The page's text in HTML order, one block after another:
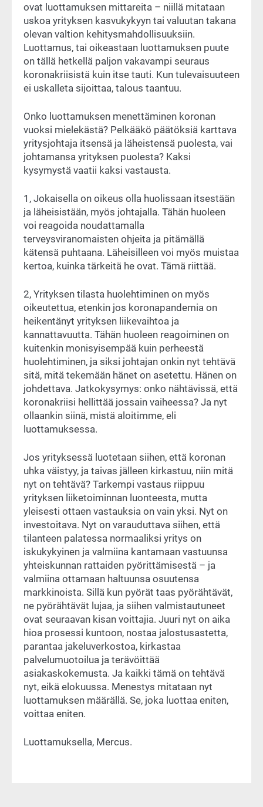
ovat luottamuksen mittareita – niillä mitataan
uskoa yrityksen kasvukykyyn tai valuutan takana
olevan valtion kehitysmahdollisuuksiin.
Luottamus, tai oikeastaan luottamuksen puute
on tällä hetkellä paljon vakavampi seuraus
koronakriisistä kuin itse tauti. Kun tulevaisuuteen
ei uskalleta sijoittaa, talous taantuu.
Onko luottamuksen menettäminen koronan
vuoksi mielekästä? Pelkääkö päätöksiä karttava
yritysjohtaja itsensä ja läheistensä puolesta, vai
johtamansa yrityksen puolesta? Kaksi
kysymystä vaatii kaksi vastausta.
1, Jokaisella on oikeus olla huolissaan itsestään
ja läheisistään, myös johtajalla. Tähän huoleen
voi reagoida noudattamalla
terveysviranomaisten ohjeita ja pitämällä
kätensä puhtaana. Läheisilleen voi myös muistaa
kertoa, kuinka tärkeitä he ovat. Tämä riittää.
2, Yrityksen tilasta huolehtiminen on myös
oikeutettua, etenkin jos koronapandemia on
heikentänyt yrityksen liikevaihtoa ja
kannattavuutta. Tähän huoleen reagoiminen on
kuitenkin monisyisempää kuin perheestä
huolehtiminen, ja siksi johtajan onkin nyt tehtävä
sitä, mitä tekemään hänet on asetettu. Hänen on
johdettava. Jatkokysymys: onko nähtävissä, että
koronakriisi hellittää jossain vaiheessa? Ja nyt
ollaankin siinä, mistä aloitimme, eli
luottamuksessa.
Jos yrityksessä luotetaan siihen, että koronan
uhka väistyy, ja taivas jälleen kirkastuu, niin mitä
nyt on tehtävä? Tarkempi vastaus riippuu
yrityksen liiketoiminnan luonteesta, mutta
yleisesti ottaen vastauksia on vain yksi. Nyt on
investoitava. Nyt on varauduttava siihen, että
tilanteen palatessa normaaliksi yritys on
iskukykyinen ja valmiina kantamaan vastuunsa
yhteiskunnan rattaiden pyörittämisestä – ja
valmiina ottamaan haltuunsa osuutensa
markkinoista. Sillä kun pyörät taas pyörähtävät,
ne pyörähtävät lujaa, ja siihen valmistautuneet
ovat seuraavan kisan voittajia. Juuri nyt on aika
hioa prosessi kuntoon, nostaa jalostusastetta,
parantaa jakeluverkostoa, kirkastaa
palvelumuotoilua ja terävöittää
asiakaskokemusta. Ja kaikki tämä on tehtävä
nyt, eikä elokuussa. Menestys mitataan nyt
luottamuksen määrällä. Se, joka luottaa eniten,
voittaa eniten.
Luottamuksella, Mercus.